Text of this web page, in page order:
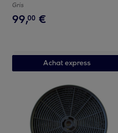
Gris
99,00 €
Achat express